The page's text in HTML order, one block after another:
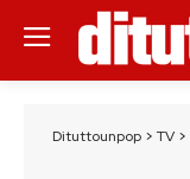
Dituttounpop > TV >